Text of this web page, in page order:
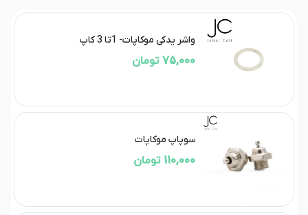
واشر یدکی موکاپات- 1تا 3 کاپ
75,000 تومان
سوپاپ موکاپات
110,000 تومان